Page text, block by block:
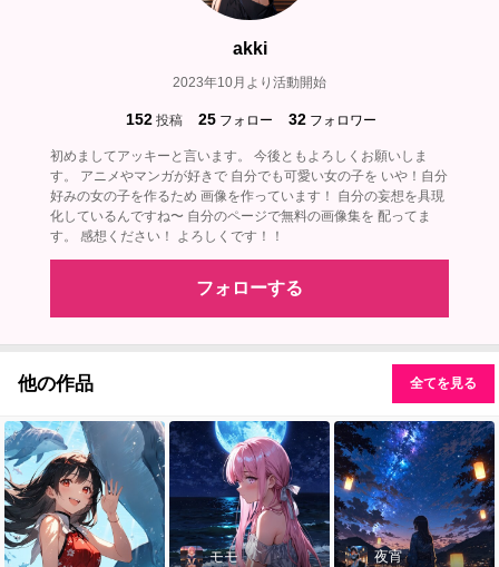
akki
2023年10月より活動開始
152 投稿 25 フォロー 32 フォロワー
初めましてアッキーと言います。 今後ともよろしくお願いしま
す。 アニメやマンガが好きで 自分でも可愛い女の子を いや！自分
好みの女の子を作るため 画像を作っています！ 自分の妄想を具現
化しているんですね〜 自分のページで無料の画像集を 配ってま
す。 感想ください！ よろしくです！！
フォローする
他の作品 全てを見る
モモ 夜宵